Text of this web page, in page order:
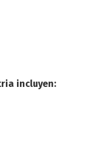
incluyen: